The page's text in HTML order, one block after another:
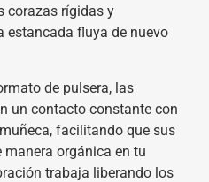
corazas rígidas y
estancada fluya de nuevo
de pulsera, las
un contacto constante con
facilitando que sus
orgánica en tu
trabaja liberando los